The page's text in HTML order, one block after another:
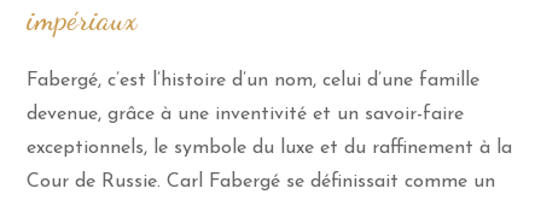
impériaux
Fabergé, c’est l’histoire d’un nom, celui d’une famille
devenue, grâce à une inventivité et un savoir-faire
exceptionnels, le symbole du luxe et du raffinement à la
Cour de Russie. Carl Fabergé se définissait comme un